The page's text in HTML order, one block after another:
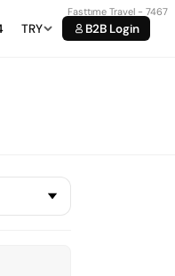
Fasttıme Travel - 7467
TRY B2B Login